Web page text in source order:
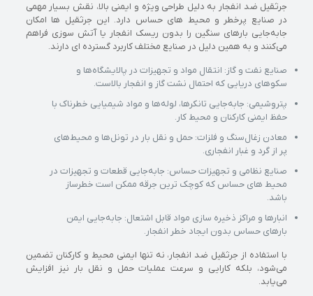
جرثقیل ضد انفجار به دلیل طراحی ویژه و ایمنی بالا، نقش بسیار مهمی
در صنایع پرخطر و محیط‌ های حساس دارد. این جرثقیل‌ ها امکان
جابه‌جایی بارهای سنگین را بدون ریسک انفجار یا آتش‌ سوزی فراهم
می‌کنند و به همین دلیل در صنایع مختلف کاربرد گسترده‌ ای دارند.
صنایع نفت و گاز: انتقال مواد و تجهیزات در پالایشگاه‌ها و
سکوهای دریایی که احتمال نشت گاز و انفجار بالاست.
پتروشیمی: جابه‌جایی تانکرها، لوله‌ها و مواد شیمیایی خطرناک با
حفظ ایمنی کارکنان و محیط کار.
معادن زغال‌سنگ و فلزات: حمل و نقل بار در تونل‌ها و محیط‌های
پر از گرد و غبار انفجاری.
صنایع نظامی و تجهیزات حساس: جابه‌جایی قطعات و تجهیزات در
محیط‌ های حساس که کوچک‌ ترین جرقه ممکن است خطرساز
باشد.
انبارها و مراکز ذخیره‌ سازی مواد قابل اشتعال: جابه‌جایی ایمن
بارهای حساس بدون ایجاد خطر انفجار.
با استفاده از جرثقیل ضد انفجار، نه تنها ایمنی محیط و کارکنان تضمین
می‌شود، بلکه کارایی و سرعت عملیات حمل و نقل بار نیز افزایش
می‌یابد.